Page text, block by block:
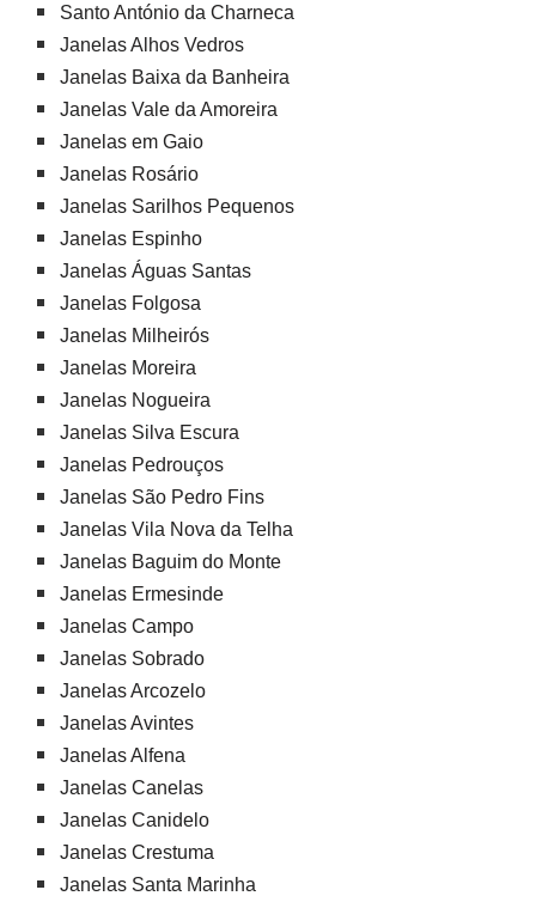
Santo António da Charneca
Janelas Alhos Vedros
Janelas Baixa da Banheira
Janelas Vale da Amoreira
Janelas em Gaio
Janelas Rosário
Janelas Sarilhos Pequenos
Janelas Espinho
Janelas Águas Santas
Janelas Folgosa
Janelas Milheirós
Janelas Moreira
Janelas Nogueira
Janelas Silva Escura
Janelas Pedrouços
Janelas São Pedro Fins
Janelas Vila Nova da Telha
Janelas Baguim do Monte
Janelas Ermesinde
Janelas Campo
Janelas Sobrado
Janelas Arcozelo
Janelas Avintes
Janelas Alfena
Janelas Canelas
Janelas Canidelo
Janelas Crestuma
Janelas Santa Marinha